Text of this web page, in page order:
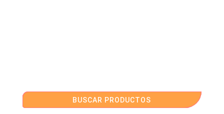
BUSCAR PRODUCTOS